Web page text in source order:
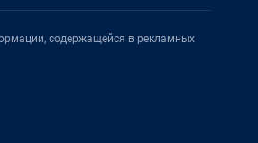
содержащейся в рекламных